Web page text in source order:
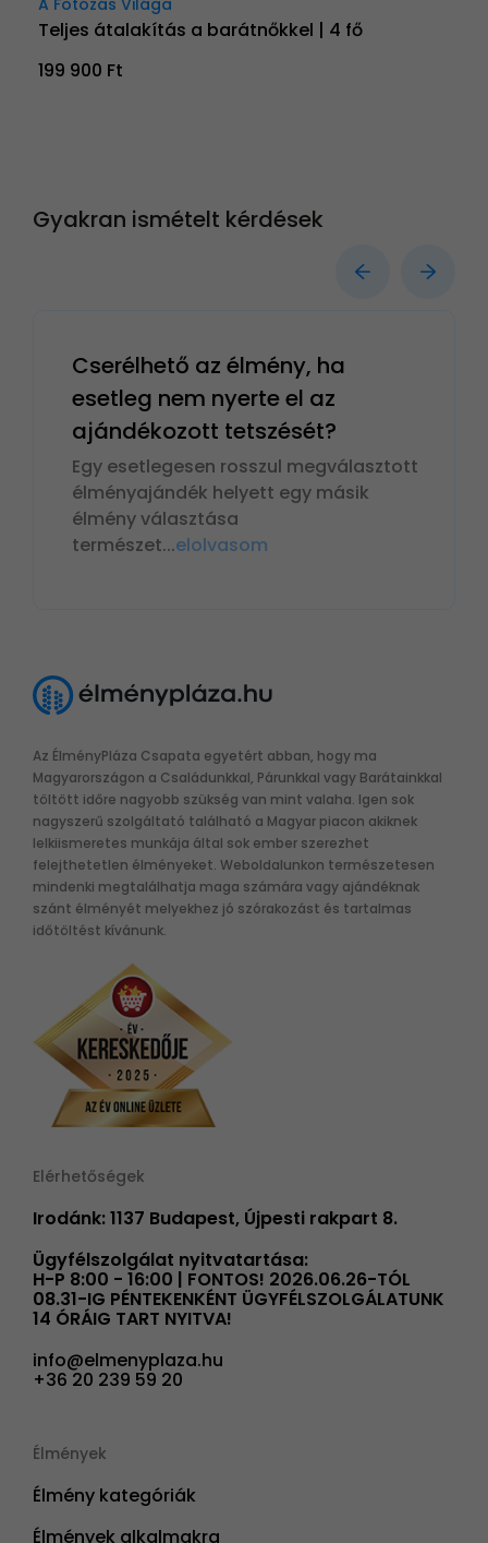
Teljes átalakítás a barátnőkkel | 4 fő
199 900 Ft
Gyakran ismételt kérdések
Cserélhető az élmény, ha
esetleg nem nyerte el az
ajándékozott tetszését?
Egy esetlegesen rosszul megválasztott
élményajándék helyett egy másik
élmény választása
természet...elolvasom
Az ÉlményPláza Csapata egyetért abban, hogy ma
Magyarországon a Családunkkal, Párunkkal vagy Barátainkkal
töltött időre nagyobb szükség van mint valaha. Igen sok
nagyszerű szolgáltató található a Magyar piacon akiknek
lelkiismeretes munkája által sok ember szerezhet
felejthetetlen élményeket. Weboldalunkon természetesen
mindenki megtalálhatja maga számára vagy ajándéknak
szánt élményét melyekhez jó szórakozást és tartalmas
időtöltést kívánunk.
Elérhetőségek
Irodánk: 1137 Budapest, Újpesti rakpart 8.
Ügyfélszolgálat nyitvatartása:
H-P 8:00 - 16:00 | FONTOS! 2026.06.26-TÓL
08.31-IG PÉNTEKENKÉNT ÜGYFÉLSZOLGÁLATUNK
14 ÓRÁIG TART NYITVA!
info@elmenyplaza.hu
+36 20 239 59 20
Élmények
Élmény kategóriák
Élmények alkalmakra